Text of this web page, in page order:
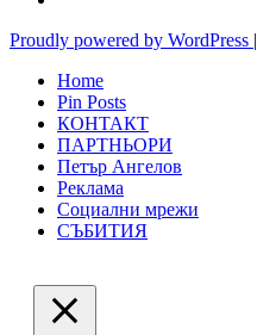
Proudly powered by WordPress |
Home
Pin Posts
КОНТАКТ
ПАРТНЬОРИ
Петър Ангелов
Реклама
Социални мрежи
СЪБИТИЯ